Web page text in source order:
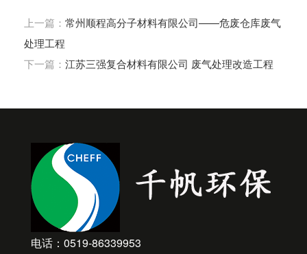
上一篇： 常州顺程高分子材料有限公司——危废仓库废气
处理工程
下一篇： 江苏三强复合材料有限公司 废气处理改造工程
电话：0519-86339953